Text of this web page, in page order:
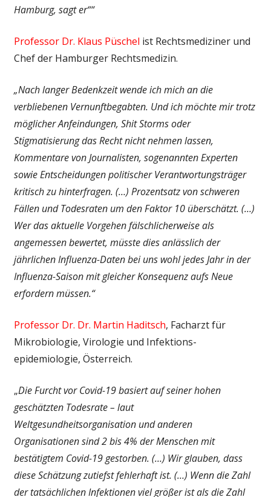
Hamburg, sagt er““
Professor Dr. Klaus Püschel ist Rechtsmediziner und
Chef der Hamburger Rechtsmedizin.
„Nach langer Bedenkzeit wende ich mich an die
verbliebenen Vernunftbegabten. Und ich möchte mir trotz
möglicher Anfeindungen, Shit Storms oder
Stigmatisierung das Recht nicht nehmen lassen,
Kommentare von Journalisten, sogenannten Experten
sowie Entscheidungen politischer Verantwortungsträger
kritisch zu hinterfragen. (…) Prozentsatz von schweren
Fällen und Todesraten um den Faktor 10 überschätzt. (…)
Wer das aktuelle Vorgehen fälschlicherweise als
angemessen bewertet, müsste dies anlässlich der
jährlichen Influenza-Daten bei uns wohl jedes Jahr in der
Influenza-Saison mit gleicher Konsequenz aufs Neue
erfordern müssen.“
Professor Dr. Dr. Martin Haditsch, Facharzt für
Mikrobiologie, Virologie und Infektions­
epidemiologie, Österreich.
„Die Furcht vor Covid-19 basiert auf seiner hohen
geschätzten Todesrate – laut
Weltgesundheitsorganisation und anderen
Organisationen sind 2 bis 4% der Menschen mit
bestätigtem Covid-19 gestorben. (…) Wir glauben, dass
diese Schätzung zutiefst fehlerhaft ist. (…) Wenn die Zahl
der tatsächlichen Infektionen viel größer ist als die Zahl